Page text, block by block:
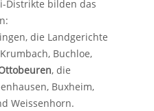
Distrikte bilden das
die Landgerichte
Buchloe,
, die
Buxheim,
Weissenhorn.